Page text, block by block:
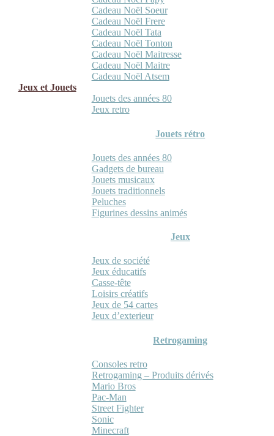
Cadeau Noël Soeur
Cadeau Noël Frere
Cadeau Noël Tata
Cadeau Noël Tonton
Cadeau Noël Maitresse
Cadeau Noël Maitre
Cadeau Noël Atsem
Jeux et Jouets
Jouets des années 80
Jeux retro
Jouets rétro
Jouets des années 80
Gadgets de bureau
Jouets musicaux
Jouets traditionnels
Peluches
Figurines dessins animés
Jeux
Jeux de société
Jeux éducatifs
Casse-tête
Loisirs créatifs
Jeux de 54 cartes
Jeux d’exterieur
Retrogaming
Consoles retro
Retrogaming – Produits dérivés
Mario Bros
Pac-Man
Street Fighter
Sonic
Minecraft